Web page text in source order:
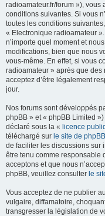
radioamateur.fr/forum »), vous
conditions suivantes. Si vous
toutes les conditions
« Electronique radioamateur
n’importe quel moment et
modifications, bien que nous
vous-même. En effet, si vous
radioamateur » après que des
acceptez d’être légalement
jour.
Nos forums sont développés
phpBB » et « phpBB Limited
déclaré sous la « licence
téléchargé sur le site de phpBB
de faciliter les discussions sur
être tenu comme responsable
acceptons et que nous
phpBB, veuillez consulter le
Vous acceptez de ne publier
vulgaire, diffamatoire,
transgresser la législation de